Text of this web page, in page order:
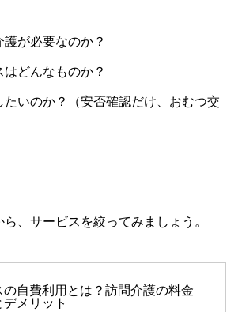
護が必要なのか？
はどんなものか？
たいのか？（安否確認だけ、おむつ交
、サービスを絞ってみましょう。
自費利用とは？訪問介護の料金
メリット